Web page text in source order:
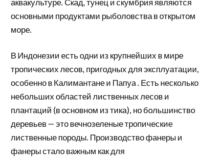
основными продуктами рыболовства в открытом
море.
В Индонезии есть одни из крупнейших в мире
тропических лесов, пригодных для эксплуатации,
особенно вКалимантанеи Папуа. Есть несколько
небольших областейлиственных лесови
плантаций (в основном из тика), но большинство
деревьев — это вечнозеленые тропические
лиственные породы. Производство фанеры и
фанеры стало важным как для